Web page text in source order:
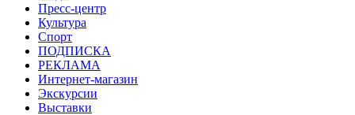
Пресс-центр
Культура
Спорт
ПОДПИСКА
РЕКЛАМА
Интернет-магазин
Экскурсии
Выставки